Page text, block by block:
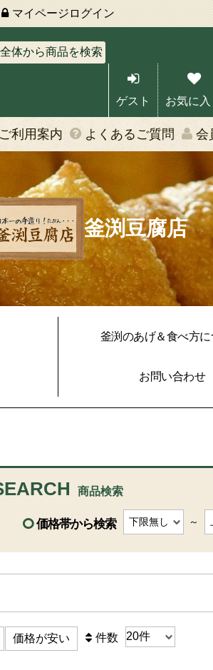
マイページ ログイン
全体から商品を検索
ゲスト お気に入
ご利用案内 よくあるご質問 会
釜渕豆腐店
釜渕のあげ＆食べ方に
お問い合わせ
商品検索
価格帯から検索 ～
価格が安い 件数